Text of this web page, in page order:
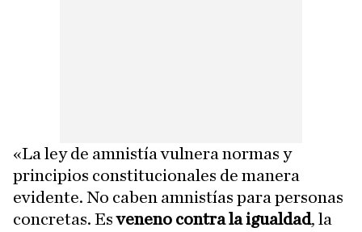
«La ley de amnistía vulnera normas y
principios constitucionales de manera
evidente. No caben amnistías para personas
concretas. Esveneno contra la igualdad, la